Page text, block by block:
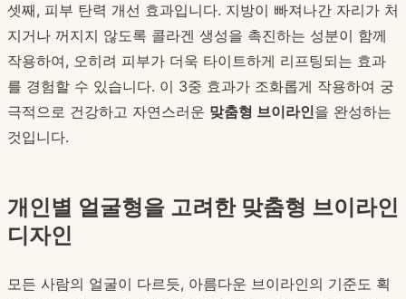
셋째, 피부 탄력 개선 효과입니다. 지방이 빠져나간 자리가 처
지거나 꺼지지 않도록 콜라겐 생성을 촉진하는 성분이 함께
작용하여, 오히려 피부가 더욱 타이트하게 리프팅되는 효과
를 경험할 수 있습니다. 이 3중 효과가 조화롭게 작용하여 궁
극적으로 건강하고 자연스러운 맞춤형 브이라인을 완성하는
것입니다.
개인별 얼굴형을 고려한 맞춤형 브이라인
디자인
모든 사람의 얼굴이 다르듯, 아름다운 브이라인의 기준도 획